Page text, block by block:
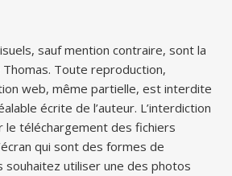
sauf mention contraire, sont la
Toute reproduction,
web, même partielle, est interdite
écrite de l’auteur. L’interdiction
le téléchargement des fichiers
qui sont des formes de
souhaitez utiliser une des photos